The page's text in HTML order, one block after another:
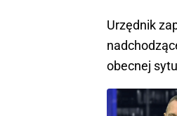
Urzędnik
obecnej